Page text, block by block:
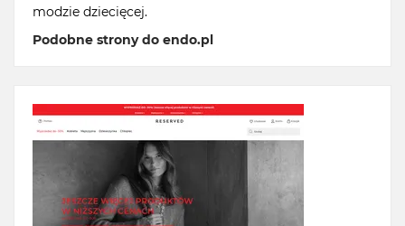
modzie dziecięcej.
Podobne strony do endo.pl